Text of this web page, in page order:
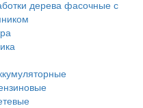
дерева фасочные с